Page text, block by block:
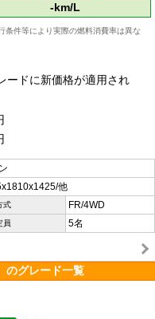
-km/L
件等により実際の燃料消費率は異な
ードに新価格が適用され
他
式 FR/4WD
員 5名
のグレード一覧